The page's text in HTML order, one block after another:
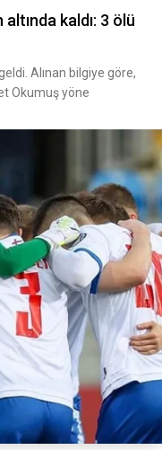
kaldı: 3 ölü
Alınan bilgiye göre,
Okumuş yöne